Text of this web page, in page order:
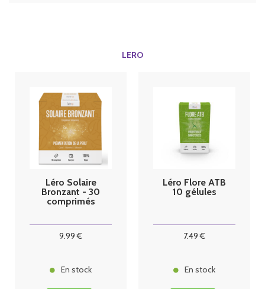
LERO
Léro Solaire
Bronzant - 30
comprimés
9.99 €
En stock
Léro Flore ATB
10 gélules
7.49 €
En stock